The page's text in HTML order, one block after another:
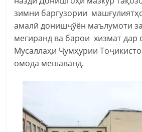
зимни баргузории
амалӣ донишҷўён маълумоти
мегиранд ва барои хизмат дар
Мусаллаҳи Ҷумҳурии
омода мешаванд.